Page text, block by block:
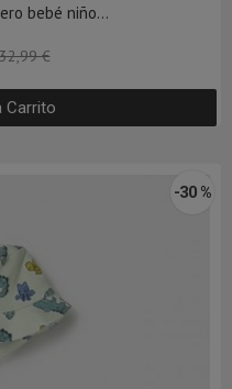
bebé niño...
€
Carrito
-30 %